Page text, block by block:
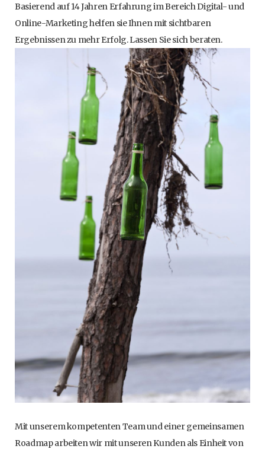
Basierend auf 14 Jahren Erfahrung im Bereich Digital- und
Online-Marketing helfen sie Ihnen mit sichtbaren
Ergebnissen zu mehr Erfolg. Lassen Sie sich beraten.
Mit unserem kompetenten Team und einer gemeinsamen
Roadmap arbeiten wir mit unseren Kunden als Einheit von